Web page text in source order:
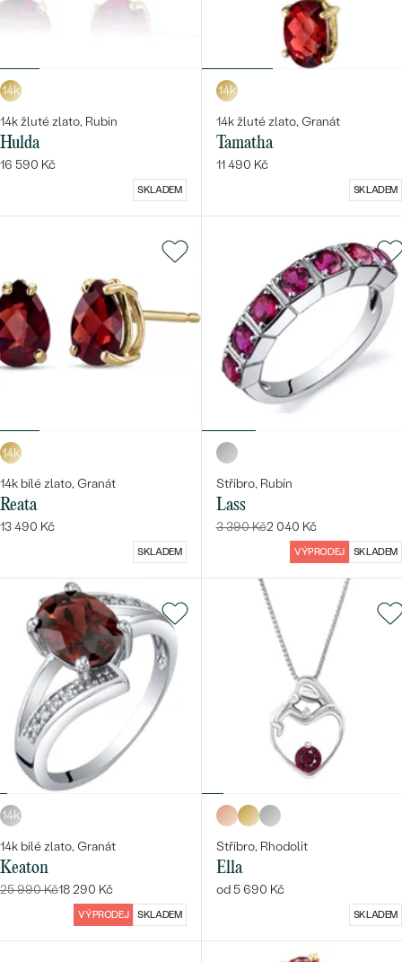
14k
14k žluté zlato, Rubín
Hulda
16 590 Kč
SKLADEM
14k
14k žluté zlato, Granát
Tamatha
11 490 Kč
SKLADEM
14k
14k bílé zlato, Granát
Reata
13 490 Kč
SKLADEM
Stříbro, Rubín
Lass
3 390 Kč2 040 Kč
VÝPRODEJ SKLADEM
14k
14k bílé zlato, Granát
Keaton
25 990 Kč18 290 Kč
VÝPRODEJ SKLADEM
Stříbro, Rhodolit
Ella
od 5 690 Kč
SKLADEM